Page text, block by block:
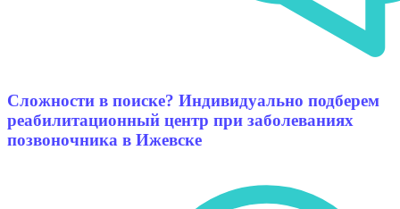
Сложности в поиске? Индивидуально подберем
реабилитационный центр при заболеваниях
позвоночника в Ижевске